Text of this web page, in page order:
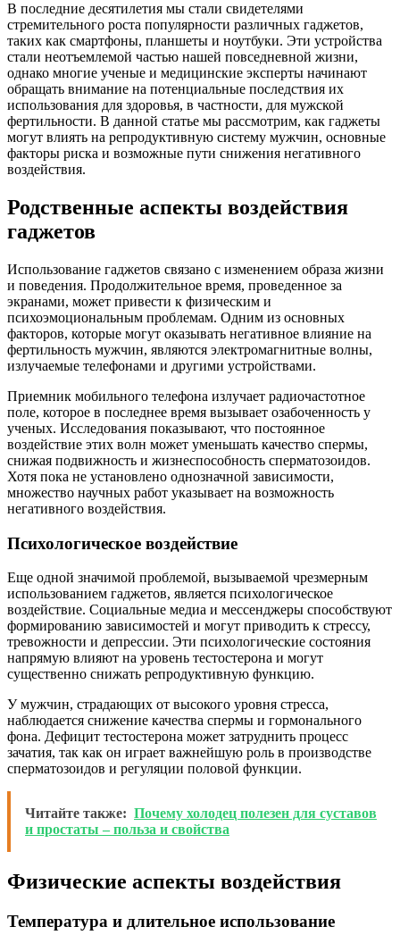
В последние десятилетия мы стали свидетелями
стремительного роста популярности различных гаджетов,
таких как смартфоны, планшеты и ноутбуки. Эти устройства
стали неотъемлемой частью нашей повседневной жизни,
однако многие ученые и медицинские эксперты начинают
обращать внимание на потенциальные последствия их
использования для здоровья, в частности, для мужской
фертильности. В данной статье мы рассмотрим, как гаджеты
могут влиять на репродуктивную систему мужчин, основные
факторы риска и возможные пути снижения негативного
воздействия.
Родственные аспекты воздействия
гаджетов
Использование гаджетов связано с изменением образа жизни
и поведения. Продолжительное время, проведенное за
экранами, может привести к физическим и
психоэмоциональным проблемам. Одним из основных
факторов, которые могут оказывать негативное влияние на
фертильность мужчин, являются электромагнитные волны,
излучаемые телефонами и другими устройствами.
Приемник мобильного телефона излучает радиочастотное
поле, которое в последнее время вызывает озабоченность у
ученых. Исследования показывают, что постоянное
воздействие этих волн может уменьшать качество спермы,
снижая подвижность и жизнеспособность сперматозоидов.
Хотя пока не установлено однозначной зависимости,
множество научных работ указывает на возможность
негативного воздействия.
Психологическое воздействие
Еще одной значимой проблемой, вызываемой чрезмерным
использованием гаджетов, является психологическое
воздействие. Социальные медиа и мессенджеры способствуют
формированию зависимостей и могут приводить к стрессу,
тревожности и депрессии. Эти психологические состояния
напрямую влияют на уровень тестостерона и могут
существенно снижать репродуктивную функцию.
У мужчин, страдающих от высокого уровня стресса,
наблюдается снижение качества спермы и гормонального
фона. Дефицит тестостерона может затруднить процесс
зачатия, так как он играет важнейшую роль в производстве
сперматозоидов и регуляции половой функции.
Читайте также: Почему холодец полезен для суставов
и простаты – польза и свойства
Физические аспекты воздействия
Температура и длительное использование